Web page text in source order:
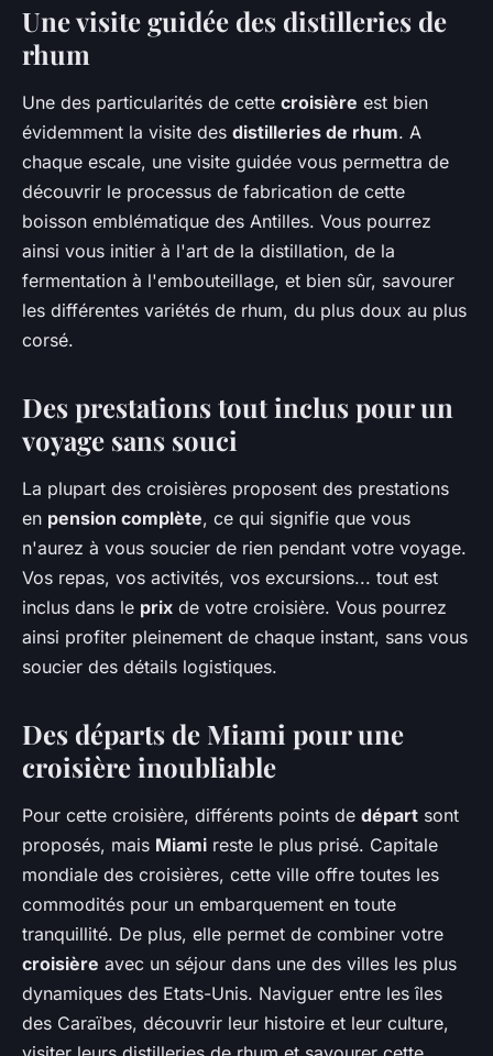
Une visite guidée des distilleries de
rhum
Une des particularités de cette croisière est bien
évidemment la visite des distilleries de rhum. A
chaque escale, une visite guidée vous permettra de
découvrir le processus de fabrication de cette
boisson emblématique des Antilles. Vous pourrez
ainsi vous initier à l'art de la distillation, de la
fermentation à l'embouteillage, et bien sûr, savourer
les différentes variétés de rhum, du plus doux au plus
corsé.
Des prestations tout inclus pour un
voyage sans souci
La plupart des croisières proposent des prestations
en pension complète, ce qui signifie que vous
n'aurez à vous soucier de rien pendant votre voyage.
Vos repas, vos activités, vos excursions... tout est
inclus dans le prix de votre croisière. Vous pourrez
ainsi profiter pleinement de chaque instant, sans vous
soucier des détails logistiques.
Des départs de Miami pour une
croisière inoubliable
Pour cette croisière, différents points de départ sont
proposés, mais Miami reste le plus prisé. Capitale
mondiale des croisières, cette ville offre toutes les
commodités pour un embarquement en toute
tranquillité. De plus, elle permet de combiner votre
croisière avec un séjour dans une des villes les plus
dynamiques des Etats-Unis. Naviguer entre les îles
des Caraïbes, découvrir leur histoire et leur culture,